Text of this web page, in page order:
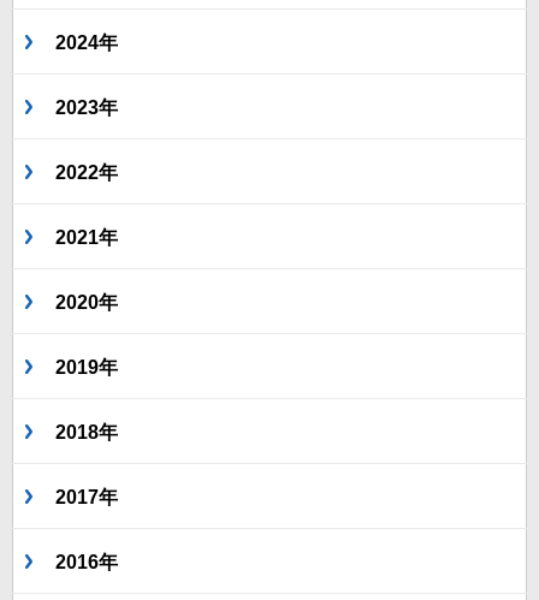
2024年
2023年
2022年
2021年
2020年
2019年
2018年
2017年
2016年